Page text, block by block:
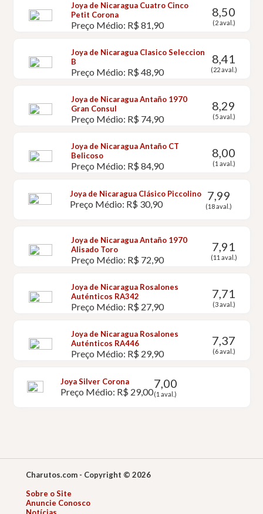
Joya de Nicaragua Cuatro Cinco
Petit Corona
Preço Médio: R$ 81,90
8,50
(2 aval.)
Joya de Nicaragua Clasico Seleccion
B
Preço Médio: R$ 48,90
8,41
(22 aval.)
Joya de Nicaragua Antaño 1970
Gran Consul
Preço Médio: R$ 74,90
8,29
(5 aval.)
Joya de Nicaragua Antaño CT
Belicoso
Preço Médio: R$ 84,90
8,00
(1 aval.)
Joya de Nicaragua Clásico Piccolino
Preço Médio: R$ 30,90
7,99
(18 aval.)
Joya de Nicaragua Antaño 1970
Alisado Toro
Preço Médio: R$ 72,90
7,91
(11 aval.)
Joya de Nicaragua Rosalones
Auténticos RA342
Preço Médio: R$ 27,90
7,71
(3 aval.)
Joya de Nicaragua Rosalones
Auténticos RA446
Preço Médio: R$ 29,90
7,37
(6 aval.)
Joya Silver Corona
Preço Médio: R$ 29,00
7,00
(1 aval.)
Charutos.com - Copyright © 2026
Sobre o Site
Anuncie Conosco